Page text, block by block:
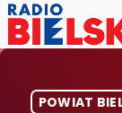
POWIAT